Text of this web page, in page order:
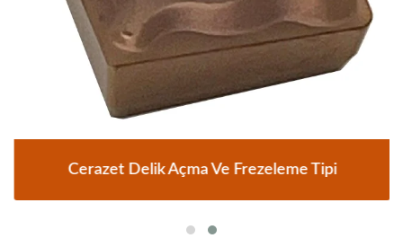
Cerazet Delik Açma Ve Frezeleme Tipi